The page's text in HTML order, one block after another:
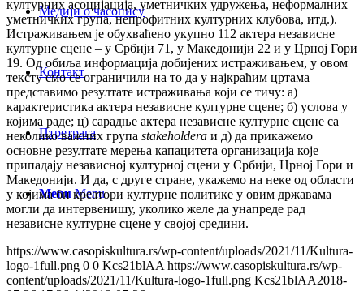
Медији о часопису
Контакт
Птретрага
Menu Menu
културних асоцијација, уметничких удружења, неформалних
уметничких група, непрофитних културних клубова, итд.).
Истраживањем је обухваћено укупно 112 актера независне
културне сцене – у Србији 71, у Македонији 22 и у Црној Гори
19. Од обиља информација добијених истраживањем, у овом
тексту смо се ограничили на то да у најкраћим цртама
представимо резултате истраживања који се тичу: а)
карактеристика актера независне културне сцене; б) услова у
којима раде; ц) сарадње актера независне културне сцене са
неколико важних група stakeholdera и д) да прикажемо
основне резултате мерења капацитета организација које
припадају независној културној сцени у Србији, Црној Гори и
Македонији. И да, с друге стране, укажемо на неке од области
у којима би креатори културне политике у овим државама
могли да интервенишу, уколико желе да унапреде рад
независне културне сцене у својој средини.
https://www.casopiskultura.rs/wp-content/uploads/2021/11/Kultura-
logo-1full.png 0 0 Kcs21blAA https://www.casopiskultura.rs/wp-
content/uploads/2021/11/Kultura-logo-1full.png Kcs21blAA2018-